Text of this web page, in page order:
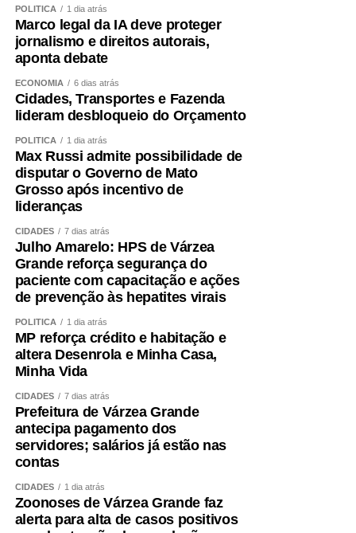
?
O primeiro passo é avaliar mais do que o peso.
Circunferência abdominal, composição corporal, força de
exames cardiometabólicos ajudam a identificar riscos que
o IMC isolado não mostra.
O treinamento de força deve ocupar posição central.
Caminhar é importante, mas pode não ser suficiente para
preservar ou recuperar massa muscular. Exercícios
resistidos, progressivos e individualizados são
fundamentais.
A alimentação também precisa garantir quantidade
adequada de proteínas e energia, distribuídas ao longo
do dia e ajustadas à idade, função renal, rotina e
condição clínica.
Além disso, é essencial tratar fatores que aceleram a
perda muscular e o envelhecimento vascular, como
sedentarismo, diabetes, hipertensão, alterações do sono,
tabagismo e obesidade visceral.
Envelhecer bem ,exige
POLÍTICA 1 dia atrás
Marco legal da IA deve proteger
jornalismo e direitos autorais,
aponta debate
ECONOMIA 6 dias atrás
Cidades, Transportes e Fazenda
lideram desbloqueio do Orçamento
POLÍTICA 1 dia atrás
Max Russi admite possibilidade de
disputar o Governo de Mato
Grosso após incentivo de
lideranças
CIDADES 7 dias atrás
Julho Amarelo: HPS de Várzea
Grande reforça segurança do
paciente com capacitação e ações
de prevenção às hepatites virais
POLÍTICA 1 dia atrás
MP reforça crédito e habitação e
altera Desenrola e Minha Casa,
Minha Vida
CIDADES 7 dias atrás
Prefeitura de Várzea Grande
antecipa pagamento dos
servidores; salários já estão nas
contas
CIDADES 1 dia atrás
Zoonoses de Várzea Grande faz
alerta para alta de casos positivos